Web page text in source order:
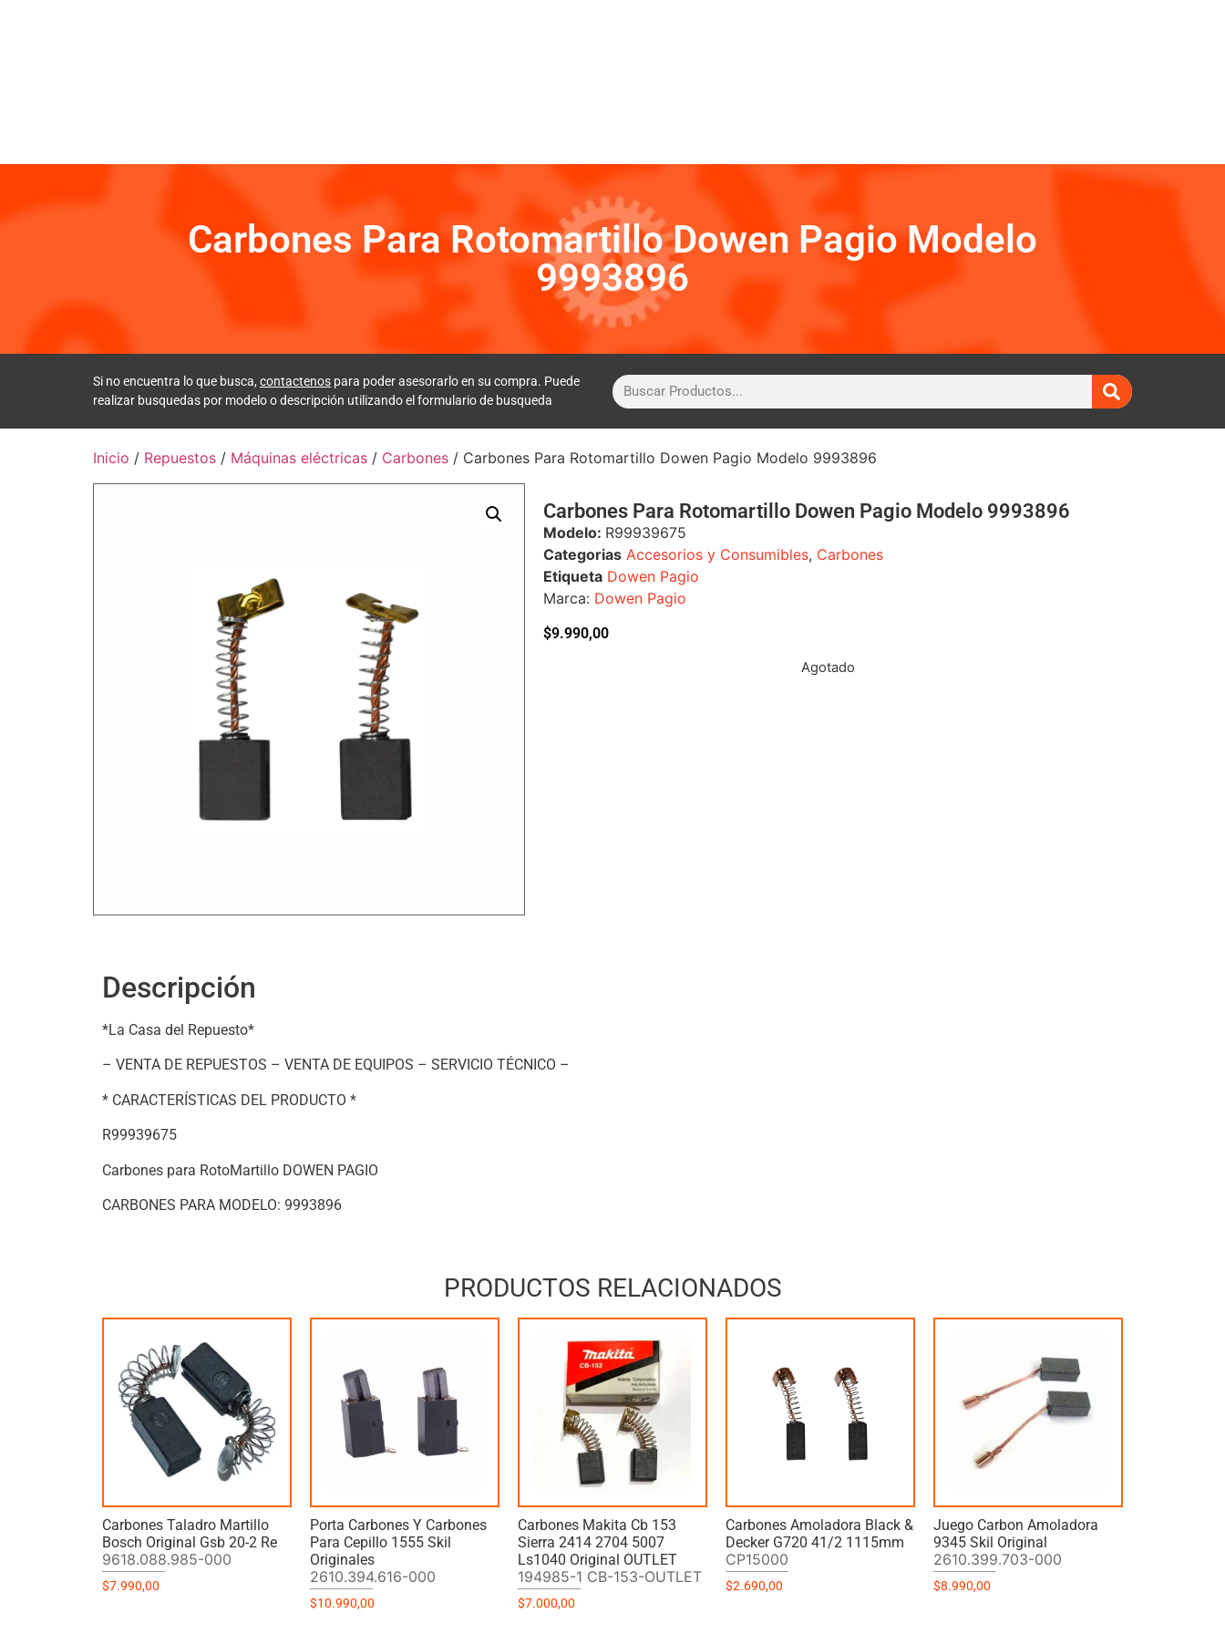
Carbones Para Rotomartillo Dowen Pagio Modelo
9993896
Si no encuentra lo que busca, contactenos para poder asesorarlo en su compra. Puede
realizar busquedas por modelo o descripción utilizando el formulario de busqueda
Inicio / Repuestos / Máquinas eléctricas / Carbones / Carbones Para Rotomartillo Dowen Pagio Modelo 9993896
Carbones Para Rotomartillo Dowen Pagio Modelo 9993896
Modelo: R99939675
Categorias Accesorios y Consumibles, Carbones
Etiqueta Dowen Pagio
Marca: Dowen Pagio
$9.990,00
Agotado
Descripción
*La Casa del Repuesto*
– VENTA DE REPUESTOS – VENTA DE EQUIPOS – SERVICIO TÉCNICO –
* CARACTERÍSTICAS DEL PRODUCTO *
R99939675
Carbones para RotoMartillo DOWEN PAGIO
CARBONES PARA MODELO: 9993896
PRODUCTOS RELACIONADOS
Carbones Taladro Martillo
Bosch Original Gsb 20-2 Re
9618.088.985-000
$7.990,00
Porta Carbones Y Carbones
Para Cepillo 1555 Skil
Originales
2610.394.616-000
$10.990,00
Carbones Makita Cb 153
Sierra 2414 2704 5007
Ls1040 Original OUTLET
194985-1 CB-153-OUTLET
$7.000,00
Carbones Amoladora Black &
Decker G720 41/2 1115mm
CP15000
$2.690,00
Juego Carbon Amoladora
9345 Skil Original
2610.399.703-000
$8.990,00